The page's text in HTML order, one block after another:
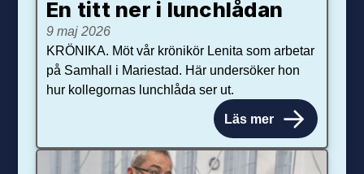
En titt ner i lunchlådan
9 maj 2026
KRÖNIKA. Möt vår krönikör Lenita som arbetar
på Samhall i Mariestad. Här undersöker hon
hur kollegornas lunchlåda ser ut.
Läs mer